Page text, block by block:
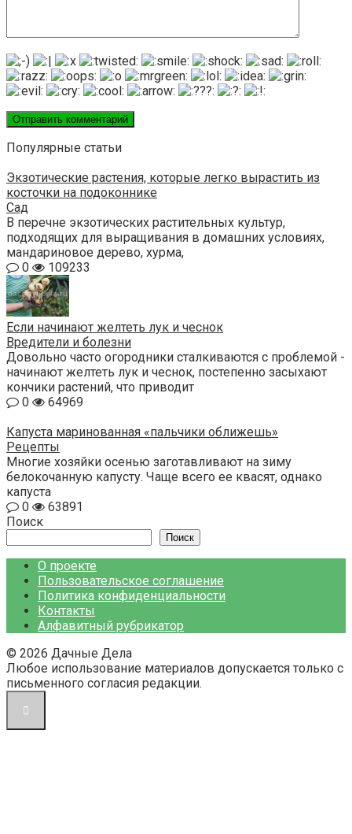
Популярные статьи
Экзотические растения, которые легко вырастить из
косточки на подоконнике
Сад
В перечне экзотических растительных культур,
подходящих для выращивания в домашних условиях,
мандариновое дерево, хурма,
0
109233
Если начинают желтеть лук и чеснок
Вредители и болезни
Довольно часто огородники сталкиваются с проблемой -
начинают желтеть лук и чеснок, постепенно засыхают
кончики растений, что приводит
0
64969
Капуста маринованная «пальчики оближешь»
Рецепты
Многие хозяйки осенью заготавливают на зиму
белокочанную капусту. Чаще всего ее квасят, однако
капуста
0
63891
Поиск
Поиск
О проекте
Пользовательское соглашение
Политика конфиденциальности
Контакты
Алфавитный рубрикатор
© 2026 Дачные Дела
Любое использование материалов допускается только с
письменного согласия редакции.